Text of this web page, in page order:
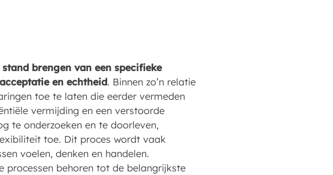
brengen van een specifieke
en echtheid. Binnen zo’n relatie
toe te laten die eerder vermeden
vermijding en een verstoorde
te onderzoeken en te doorleven,
toe. Dit proces wordt vaak
voelen, denken en handelen.
processen behoren tot de belangrijkste